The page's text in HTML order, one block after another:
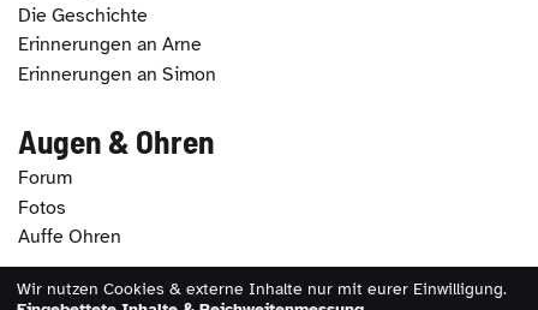
Die Geschichte
Erinnerungen an Arne
Erinnerungen an Simon
Augen & Ohren
Forum
Fotos
Auffe Ohren
Wir nutzen Cookies & externe Inhalte nur mit eurer Einwilligung.